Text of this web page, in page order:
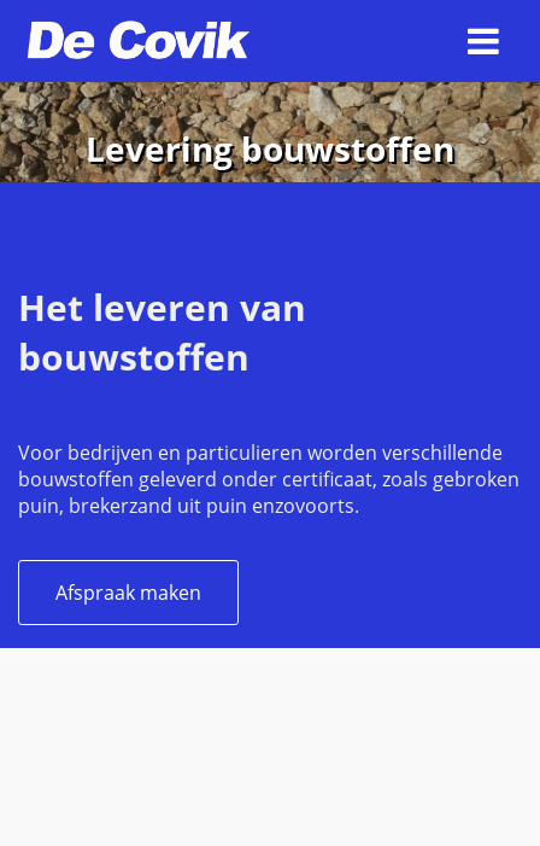
Levering bouwstoffen
Het leveren van
bouwstoffen
Voor bedrijven en particulieren worden verschillende
bouwstoffen geleverd onder certificaat, zoals gebroken
puin, brekerzand uit puin enzovoorts.
Afspraak maken